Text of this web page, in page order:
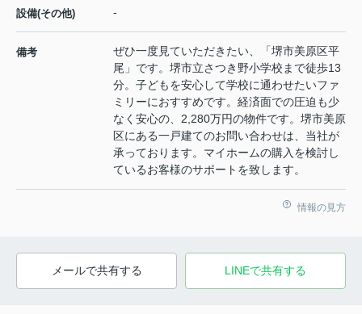
設備(その他) -
備考
ぜひ一度見ていただきたい、「堺市美原区平
尾」です。堺市立さつき野小学校まで徒歩13
分。子どもを安心して学校に通わせたいファ
ミリーにおすすめです。経済面での圧迫も少
なく安心の、2,280万円の物件です。堺市美原
区にある一戸建てのお問い合わせは、当社が
承っております。マイホームの購入を検討し
ているお客様のサポートを致します。
情報の見方
メールで共有する LINEで共有する